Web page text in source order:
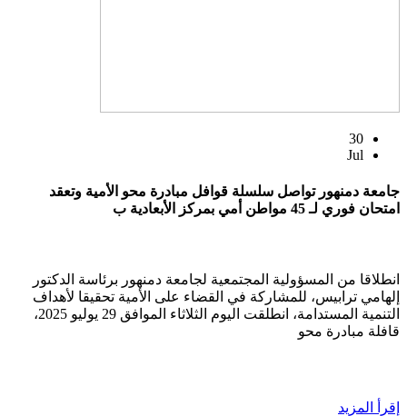
30
Jul
جامعة دمنهور تواصل سلسلة قوافل مبادرة محو الأمية وتعقد
امتحان فوري لـ 45 مواطن أمي بمركز الأبعادية ب
انطلاقا من المسؤولية المجتمعية لجامعة دمنهور برئاسة الدكتور
إلهامي ترابيس، للمشاركة في القضاء على الأمية تحقيقا لأهداف
التنمية المستدامة، انطلقت اليوم الثلاثاء الموافق 29 يوليو 2025،
قافلة مبادرة محو
إقرأ المزيد